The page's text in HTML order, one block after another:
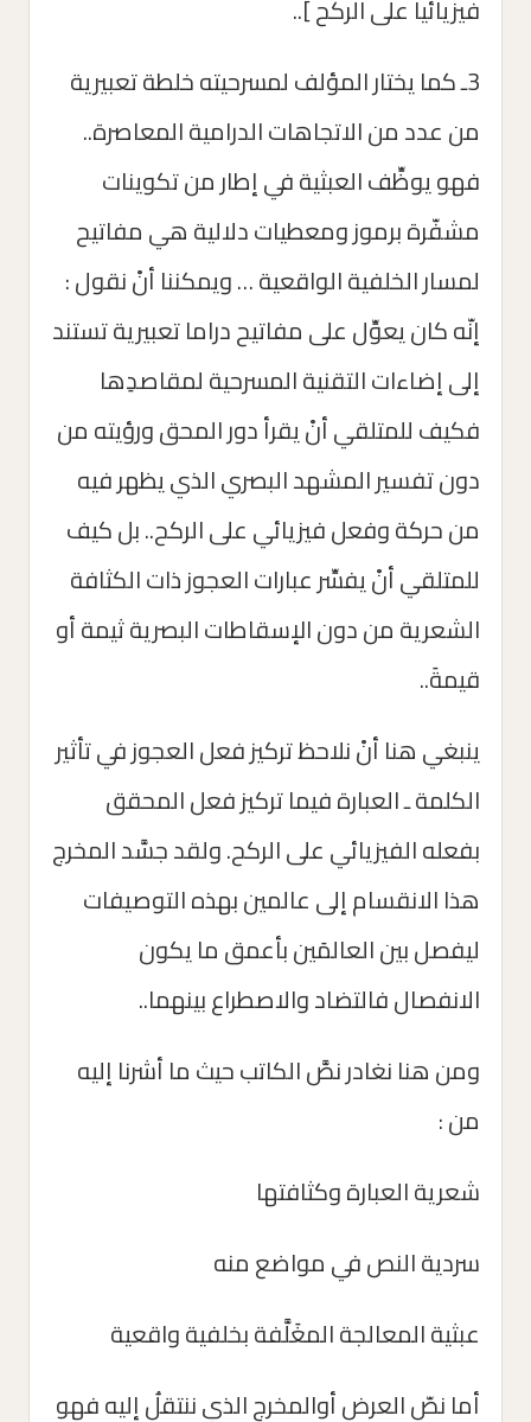
فيزيائيا على الركح ]..
3ـ كما يختار المؤلف لمسرحيته خلطة تعبيرية
من عدد من الاتجاهات الدرامية المعاصرة..
فهو يوظِّف العبثية في إطار من تكوينات
مشفّرة برموز ومعطيات دلالية هي مفاتيح
لمسار الخلفية الواقعية … ويمكننا أنْ نقول :
إنّه كان يعوِّل على مفاتيح دراما تعبيرية تستند
إلى إضاءات التقنية المسرحية لمقاصدِها
فكيف للمتلقي أنْ يقرأ دور المحق ورؤيته من
دون تفسير المشهد البصري الذي يظهر فيه
من حركة وفعل فيزيائي على الركح.. بل كيف
للمتلقي أنْ يفسِّر عبارات العجوز ذات الكثافة
الشعرية من دون الإسقاطات البصرية ثيمة أو
قيمةَ..
ينبغي هنا أنْ نلاحظ تركيز فعل العجوز في تأثير
الكلمة ـ العبارة فيما تركيز فعل المحقق
بفعله الفيزيائي على الركح. ولقد جسَّد المخرج
هذا الانقسام إلى عالمين بهذه التوصيفات
ليفصل بين العالمَين بأعمق ما يكون
الانفصال فالتضاد والاصطراع بينهما..
ومن هنا نغادر نصَّ الكاتب حيث ما أشرنا إليه
من :
شعرية العبارة وكثافتها
سردية النص في مواضع منه
عبثية المعالجة المغَلَّفة بخلفية واقعية
أما نصّ العرض أوالمخرج الذي ننتقلُ إليه فهو